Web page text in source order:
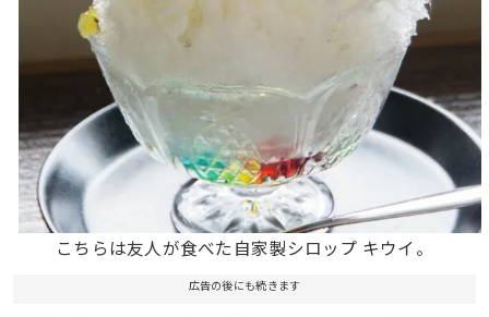
こちらは友人が食べた自家製シロップ キウイ。
広告の後にも続きます